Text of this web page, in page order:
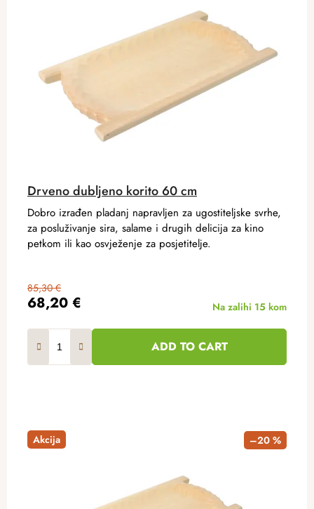
Drveno dubljeno korito 60 cm
68,20 €
85,30 €
Na zalihi 15 kom
ADD TO CART
Dobro izrađen pladanj napravljen za ugostiteljske svrhe,
za posluživanje sira, salame i drugih delicija za kino
petkom ili kao osvježenje za posjetitelje.
Akcija –20 %